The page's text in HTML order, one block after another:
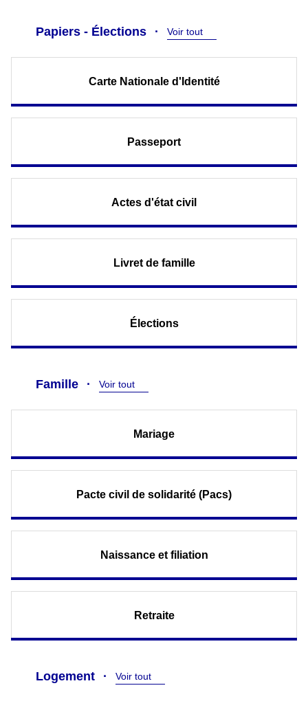
Papiers - Élections Voir tout
Carte Nationale d'Identité
Passeport
Actes d'état civil
Livret de famille
Élections
Famille Voir tout
Mariage
Pacte civil de solidarité (Pacs)
Naissance et filiation
Retraite
Logement Voir tout